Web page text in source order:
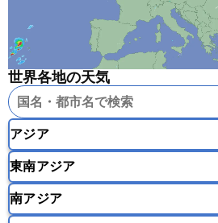
世界各地の天気
アジア
韓国
モンゴル
東南アジア
インドネシア
南アジア